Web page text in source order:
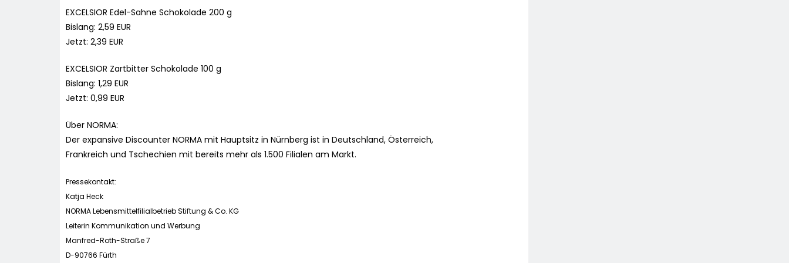
EXCELSIOR Edel-Sahne Schokolade 200 g
Bislang: 2,59 EUR
Jetzt: 2,39 EUR
EXCELSIOR Zartbitter Schokolade 100 g
Bislang: 1,29 EUR
Jetzt: 0,99 EUR
Über NORMA:
Der expansive Discounter NORMA mit Hauptsitz in Nürnberg ist in Deutschland, Österreich,
Frankreich und Tschechien mit bereits mehr als 1.500 Filialen am Markt.
Pressekontakt:
Katja Heck
NORMA Lebensmittelfilialbetrieb Stiftung & Co. KG
Leiterin Kommunikation und Werbung
Manfred-Roth-Straße 7
D-90766 Fürth